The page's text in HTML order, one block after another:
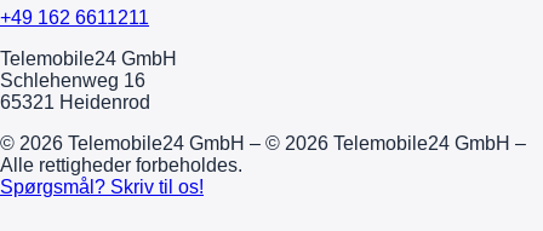
+49 162 6611211
Telemobile24 GmbH
Schlehenweg 16
65321 Heidenrod
© 2026 Telemobile24 GmbH – © 2026 Telemobile24 GmbH –
Alle rettigheder forbeholdes.
Spørgsmål? Skriv til os!